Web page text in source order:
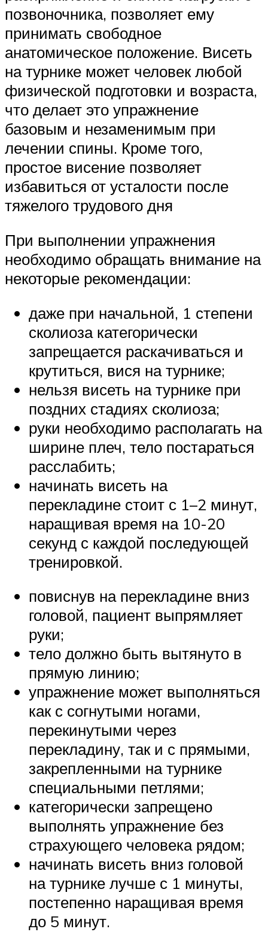
позвоночника, позволяет ему
принимать свободное
анатомическое положение. Висеть
на турнике может человек любой
физической подготовки и возраста,
что делает это упражнение
базовым и незаменимым при
лечении спины. Кроме того,
простое висение позволяет
избавиться от усталости после
тяжелого трудового дня
При выполнении упражнения
необходимо обращать внимание на
некоторые рекомендации:
даже при начальной, 1 степени
сколиоза категорически
запрещается раскачиваться и
крутиться, вися на турнике;
нельзя висеть на турнике при
поздних стадиях сколиоза;
руки необходимо располагать на
ширине плеч, тело постараться
расслабить;
начинать висеть на
перекладине стоит с 1–2 минут,
наращивая время на 10-20
секунд с каждой последующей
тренировкой.
повиснув на перекладине вниз
головой, пациент выпрямляет
руки;
тело должно быть вытянуто в
прямую линию;
упражнение может выполняться
как с согнутыми ногами,
перекинутыми через
перекладину, так и с прямыми,
закрепленными на турнике
специальными петлями;
категорически запрещено
выполнять упражнение без
страхующего человека рядом;
начинать висеть вниз головой
на турнике лучше с 1 минуты,
постепенно наращивая время
до 5 минут.